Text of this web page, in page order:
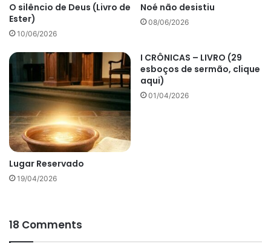
O silêncio de Deus (Livro de
Ester)
10/06/2026
Noé não desistiu
08/06/2026
Lugar Reservado
19/04/2026
I CRÔNICAS – LIVRO (29
esboços de sermão, clique
aqui)
01/04/2026
18 Comments